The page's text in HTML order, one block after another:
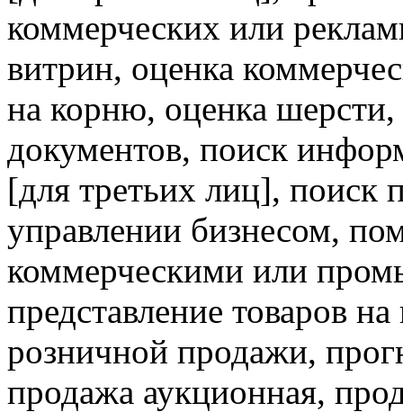
коммерческих или
витрин, оценка
на корню, оценка
документов, поиск
[для третьих лиц], поиск
управлении бизнесом,
коммерческими или
представление товаров
розничной продажи,
продажа аукционная,